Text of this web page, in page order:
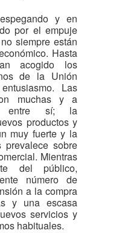
y en
por el empuje
siempre están
Hasta
acogido los
de la Unión
Las
muchas y a
entre sí; la
productos y
muy fuerte y la
sobre
Mientras
del público,
número de
a la compra
y una escasa
servicios y
habituales.